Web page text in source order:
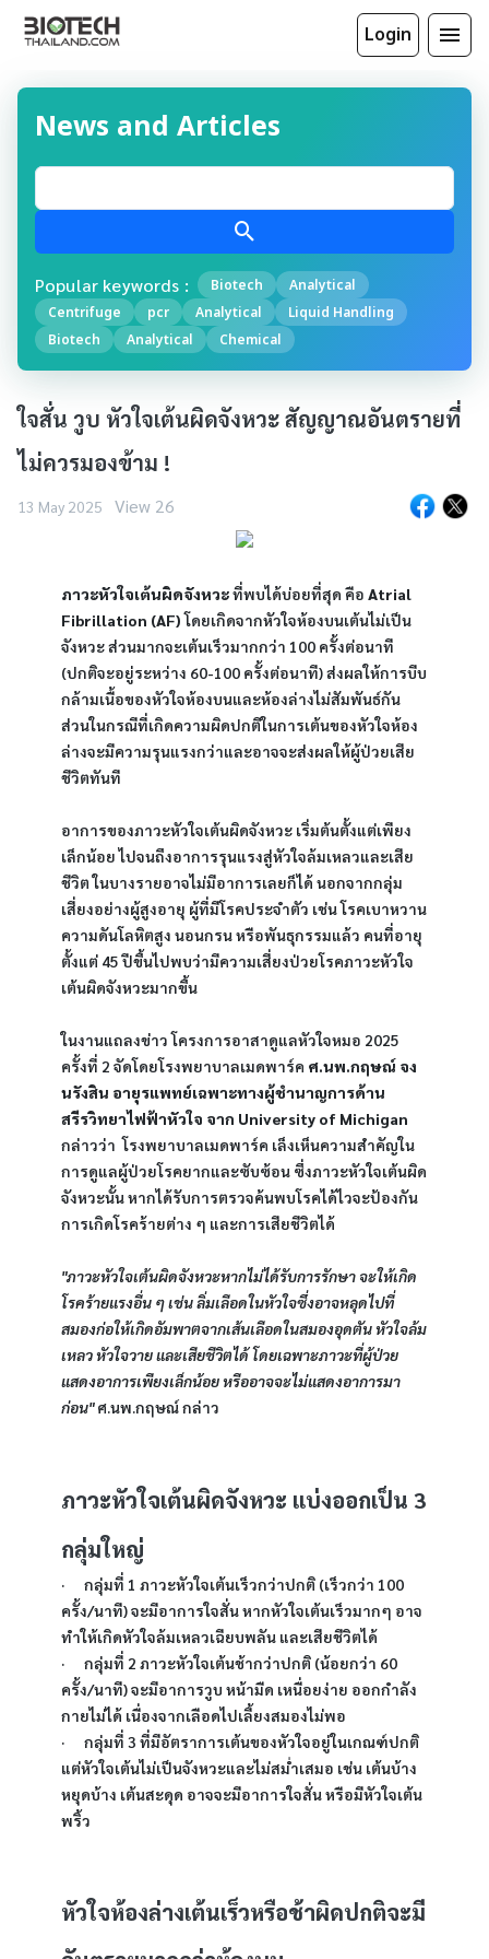
Login
News and Articles
Popular keywords : Biotech
Analytical
Centrifuge
pcr Analytical
Liquid Handling
Biotech
Analytical Chemical
ใจสั่น วูบ หัวใจเต้นผิดจังหวะ สัญญาณอันตรายที่
ไม่ควรมองข้าม !
13 May 2025 View 26
ภาวะหัวใจเต้นผิดจังหวะ ที่พบได้บ่อยที่สุด คือ Atrial
Fibrillation (AF) โดยเกิดจากหัวใจห้องบนเต้นไม่เป็น
จังหวะ ส่วนมากจะเต้นเร็วมากกว่า 100 ครั้งต่อนาที
(ปกติจะอยู่ระหว่าง 60-100 ครั้งต่อนาที) ส่งผลให้การบีบ
กล้ามเนื้อของหัวใจห้องบนและห้องล่างไม่สัมพันธ์กัน
ส่วนในกรณีที่เกิดความผิดปกติในการเต้นของหัวใจห้อง
ล่างจะมีความรุนแรงกว่าและอาจจะส่งผลให้ผู้ป่วยเสีย
ชีวิตทันที
อาการของภาวะหัวใจเต้นผิดจังหวะ เริ่มต้นตั้งแต่เพียง
เล็กน้อย ไปจนถึงอาการรุนแรงสู่หัวใจล้มเหลวและเสีย
ชีวิต ในบางรายอาจไม่มีอาการเลยก็ได้ นอกจากกลุ่ม
เสี่ยงอย่างผู้สูงอายุ ผู้ที่มีโรคประจำตัว เช่น โรคเบาหวาน
ความดันโลหิตสูง นอนกรน หรือพันธุกรรมแล้ว คนที่อายุ
ตั้งแต่ 45 ปีขึ้นไปพบว่ามีความเสี่ยงป่วยโรคภาวะหัวใจ
เต้นผิดจังหวะมากขึ้น
ในงานแถลงข่าว โครงการอาสาดูแลหัวใจหมอ 2025
ครั้งที่ 2 จัดโดยโรงพยาบาลเมดพาร์ค ศ.นพ.กฤษณ์ จง
นรังสิน อายุรแพทย์เฉพาะทางผู้ชำนาญการด้าน
สรีรวิทยาไฟฟ้าหัวใจ จาก University of Michigan
กล่าวว่า  โรงพยาบาลเมดพาร์ค เล็งเห็นความสำคัญใน
การดูแลผู้ป่วยโรคยากและซับซ้อน ซึ่งภาวะหัวใจเต้นผิด
จังหวะนั้น หากได้รับการตรวจค้นพบโรคได้ไวจะป้องกัน
การเกิดโรคร้ายต่าง ๆ และการเสียชีวิตได้
"ภาวะหัวใจเต้นผิดจังหวะหากไม่ได้รับการรักษา จะให้เกิด
โรคร้ายแรงอื่น ๆ เช่น ลิ่มเลือดในหัวใจซึ่งอาจหลุดไปที่
สมองก่อให้เกิดอัมพาตจากเส้นเลือดในสมองอุดตัน หัวใจล้ม
เหลว หัวใจวาย และเสียชีวิตได้ โดยเฉพาะภาวะที่ผู้ป่วย
แสดงอาการเพียงเล็กน้อย หรืออาจจะไม่แสดงอาการมา
ก่อน" ศ.นพ.กฤษณ์ กล่าว
ภาวะหัวใจเต้นผิดจังหวะ แบ่งออกเป็น 3
กลุ่มใหญ่
·      กลุ่มที่ 1 ภาวะหัวใจเต้นเร็วกว่าปกติ (เร็วกว่า 100
ครั้ง/นาที) จะมีอาการใจสั่น หากหัวใจเต้นเร็วมากๆ อาจ
ทำให้เกิดหัวใจล้มเหลวเฉียบพลัน และเสียชีวิตได้
·      กลุ่มที่ 2 ภาวะหัวใจเต้นช้ากว่าปกติ (น้อยกว่า 60
ครั้ง/นาที) จะมีอาการวูบ หน้ามืด เหนื่อยง่าย ออกกำลัง
กายไม่ได้ เนื่องจากเลือดไปเลี้ยงสมองไม่พอ
·      กลุ่มที่ 3 ที่มีอัตราการเต้นของหัวใจอยู่ในเกณฑ์ปกติ
แต่หัวใจเต้นไม่เป็นจังหวะและไม่สม่ำเสมอ เช่น เต้นบ้าง
หยุดบ้าง เต้นสะดุด อาจจะมีอาการใจสั่น หรือมีหัวใจเต้น
พริ้ว
หัวใจห้องล่างเต้นเร็วหรือช้าผิดปกติจะมี